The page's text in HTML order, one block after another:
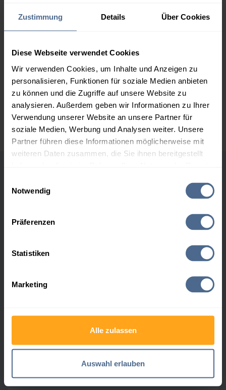
Zustimmung Details Über Cookies
Diese Webseite verwendet Cookies
Wir verwenden Cookies, um Inhalte und Anzeigen zu
personalisieren, Funktionen für soziale Medien anbieten
zu können und die Zugriffe auf unsere Website zu
analysieren. Außerdem geben wir Informationen zu Ihrer
Verwendung unserer Website an unsere Partner für
soziale Medien, Werbung und Analysen weiter. Unsere
Partner führen diese Informationen möglicherweise mit
weiteren Daten zusammen, die Sie ihnen bereitgestellt
Notwendig
Präferenzen
Statistiken
Marketing
Alle zulassen
Auswahl erlauben
2.000 Liter – 1,20 €
3.000 Liter
159,63 €
5.000 Liter
156,91 €
158,11 €
– 1,20 €
Preise für Heizöl in Standardqualität nach Ö-Norm C 1109 in € / 100
Liter inkl. MwSt. und Lieferung bei einer Lieferstelle.
Höchst- und Tiefststände der
Heizölpreise in Pustritz
4 Wochen 30.07.2026
192,81 €
Heizölpreis-Tiefstwerte